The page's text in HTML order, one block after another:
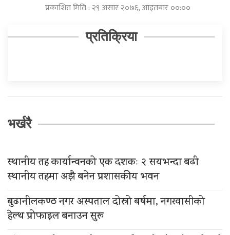
प्रकाशित मिति : २९ असार २०७६, आइतबार ००:००
प्रतिक्रिया
भर्खरै
स्थानीय तह कार्यान्वनको एक दशकः २ सयभन्दा बढी
स्थानीय तहमा अझै बनेन प्रशासकीय भवन
बुढानीलकण्ठ नगर अस्पताल दोस्रो बर्षमा, नगरवासीको
हेल्थ प्रोफाइल बनाउन सुरू